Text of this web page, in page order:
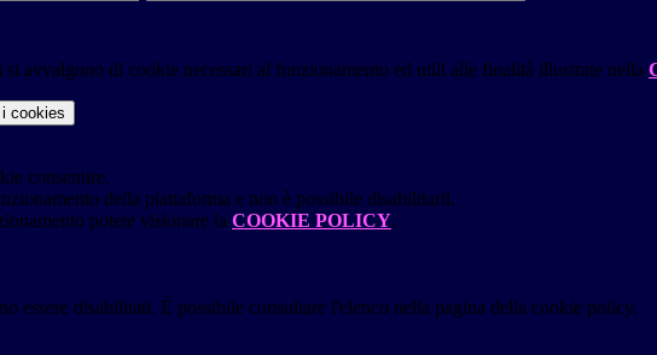
avvalgono di cookie necessari al funzionamento ed utili alle finalità illustrate nella
i cookies
consentire.
della piattaforma e non è possibile disabilitarli.
potete visionare la COOKIE POLICY.
essere disabilitati. È possibile consultare l'elenco nella pagina della cookie policy.